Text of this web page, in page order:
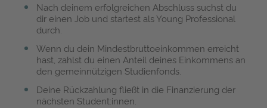
Nach deinem erfolgreichen Abschluss suchst du
dir einen Job und startest als Young Professional
durch.
Wenn du dein Mindestbruttoeinkommen erreicht
hast, zahlst du einen Anteil deines Einkommens an
den gemeinnützigen Studienfonds.
Deine Rückzahlung fließt in die Finanzierung der
nächsten Student:innen.